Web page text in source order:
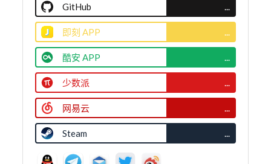
GitHub ...
即刻 APP ...
酷安 APP ...
少数派 ...
网易云 ...
Steam ...